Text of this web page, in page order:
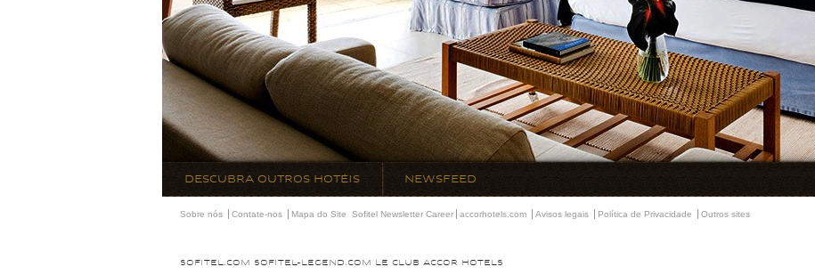
DESCUBRA OUTROS HOTÉIS NEWSFEED
Sobre nós Contate-nos Mapa do Site Sofitel Newsletter Career accorhotels.com Avisos legais Política de Privacidade Outros sites
SOFITEL.COM SOFITEL-LEGEND.COM LE CLUB ACCOR HOTELS